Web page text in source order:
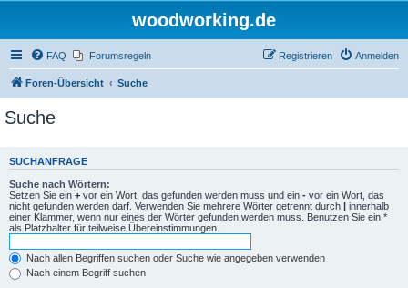
woodworking.de
FAQ Forumsregeln Anmelden
Registrieren
Foren-Übersicht Suche
Suche
SUCHANFRAGE
Suche nach Wörtern:
Setzen Sie ein + vor ein Wort, das gefunden werden muss und ein - vor ein Wort, das
nicht gefunden werden darf. Verwenden Sie mehrere Wörter getrennt durch | innerhalb
einer Klammer, wenn nur eines der Wörter gefunden werden muss. Benutzen Sie ein *
als Platzhalter für teilweise Übereinstimmungen.
Nach allen Begriffen suchen oder Suche wie angegeben verwenden
Nach einem Begriff suchen